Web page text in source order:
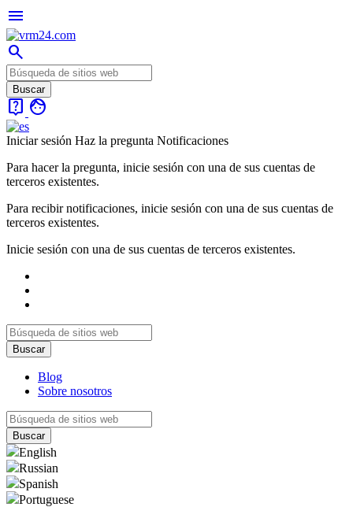
menu
search
live_help face
Iniciar sesión Haz la pregunta Notificaciones
Para hacer la pregunta, inicie sesión con una de sus cuentas de
terceros existentes.
Para recibir notificaciones, inicie sesión con una de sus cuentas de
terceros existentes.
Inicie sesión con una de sus cuentas de terceros existentes.
Blog
Sobre nosotros
English
Russian
Spanish
Portuguese